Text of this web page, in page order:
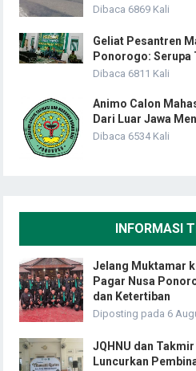
Dibaca 6869 Kali
Geliat Pesantren
Ponorogo: Serupa
Dibaca 6811 Kali
Animo Calon
Dari Luar Jawa
Dibaca 6534 Kali
INFORMASI
Jelang Muktamar
Pagar Nusa
dan Ketertiban
Diposting pada 6
JQHNU dan
Luncurkan